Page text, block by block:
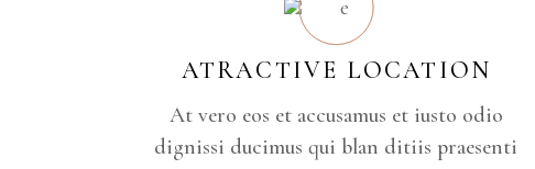
ATRACTIVE LOCATION
At vero eos et accusamus et iusto odio
dignissi ducimus qui blan ditiis praesenti